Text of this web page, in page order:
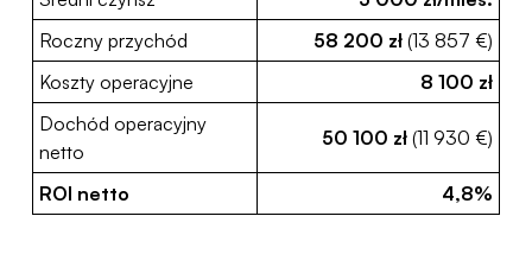
Roczny przychód
58 200 zł (13 857 €)
Koszty operacyjne
8 100 zł
Dochód operacyjny
netto
50 100 zł (11 930 €)
ROI netto 4,8%